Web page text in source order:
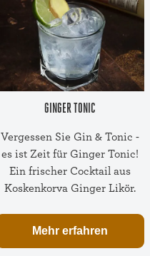
GINGER TONIC
Vergessen Sie Gin & Tonic -
es ist Zeit für Ginger Tonic!
Ein frischer Cocktail aus
Koskenkorva Ginger Likör.
Mehr erfahren